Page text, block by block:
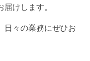
けします。
日々の業務にぜひお